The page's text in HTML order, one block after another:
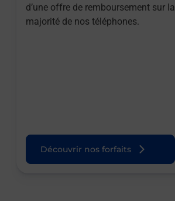
d’une offre de remboursement sur la
majorité de nos téléphones.
Découvrir nos forfaits